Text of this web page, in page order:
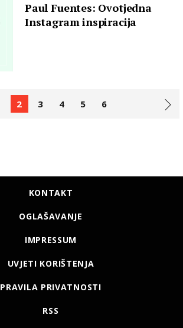
Paul Fuentes: Ovotjedna
Instagram inspiracija
2 3 4 5 6
KONTAKT
OGLAŠAVANJE
IMPRESSUM
UVJETI KORIŠTENJA
PRAVILA PRIVATNOSTI
RSS